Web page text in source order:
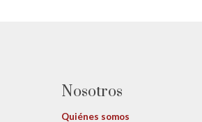
Nosotros
Quiénes somos